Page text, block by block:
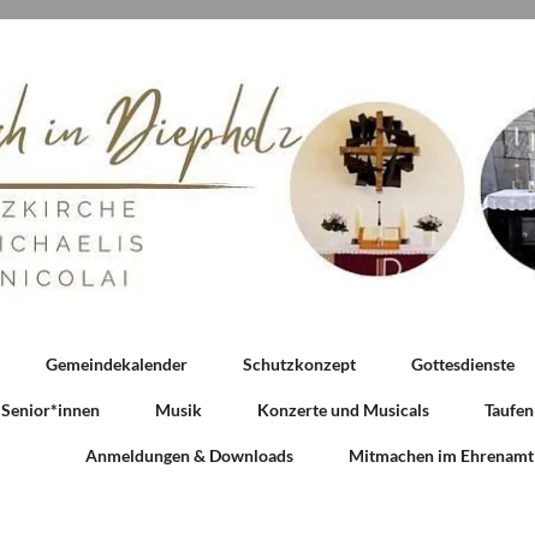
Gemeindekalender Schutzkonzept Gottesdienste
Senior*innen Musik Konzerte und Musicals Taufen
Anmeldungen & Downloads Mitmachen im Ehrenamt